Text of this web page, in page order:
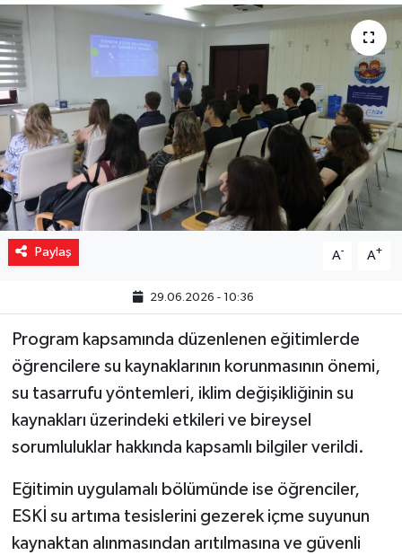
Paylaş A- A+
29.06.2026 - 10:36
Program kapsamında düzenlenen eğitimlerde
öğrencilere su kaynaklarının korunmasının önemi,
su tasarrufu yöntemleri, iklim değişikliğinin su
kaynakları üzerindeki etkileri ve bireysel
sorumluluklar hakkında kapsamlı bilgiler verildi.
Eğitimin uygulamalı bölümünde ise öğrenciler,
ESKİ su artıma tesislerini gezerek içme suyunun
kaynaktan alınmasından arıtılmasına ve güvenli